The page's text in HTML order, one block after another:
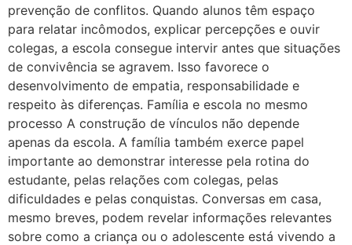
prevenção de conflitos. Quando alunos têm espaço
para relatar incômodos, explicar percepções e ouvir
colegas, a escola consegue intervir antes que situações
de convivência se agravem. Isso favorece o
desenvolvimento de empatia, responsabilidade e
respeito às diferenças. Família e escola no mesmo
processo A construção de vínculos não depende
apenas da escola. A família também exerce papel
importante ao demonstrar interesse pela rotina do
estudante, pelas relações com colegas, pelas
dificuldades e pelas conquistas. Conversas em casa,
mesmo breves, podem revelar informações relevantes
sobre como a criança ou o adolescente está vivendo a